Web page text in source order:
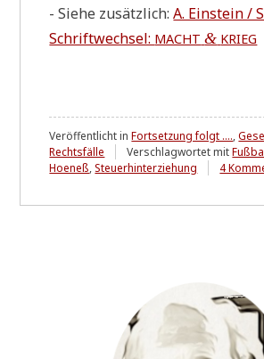
- Sie­he zusätz­lich:A. Ein­stein /
Schrift­wech­sel: MACHT & KRIEG
Veröffentlicht inFortsetzung folgt ....,
Rechtsfälle
Verschlagwortet mit
Hoeneß,Steuerhinterziehung 4